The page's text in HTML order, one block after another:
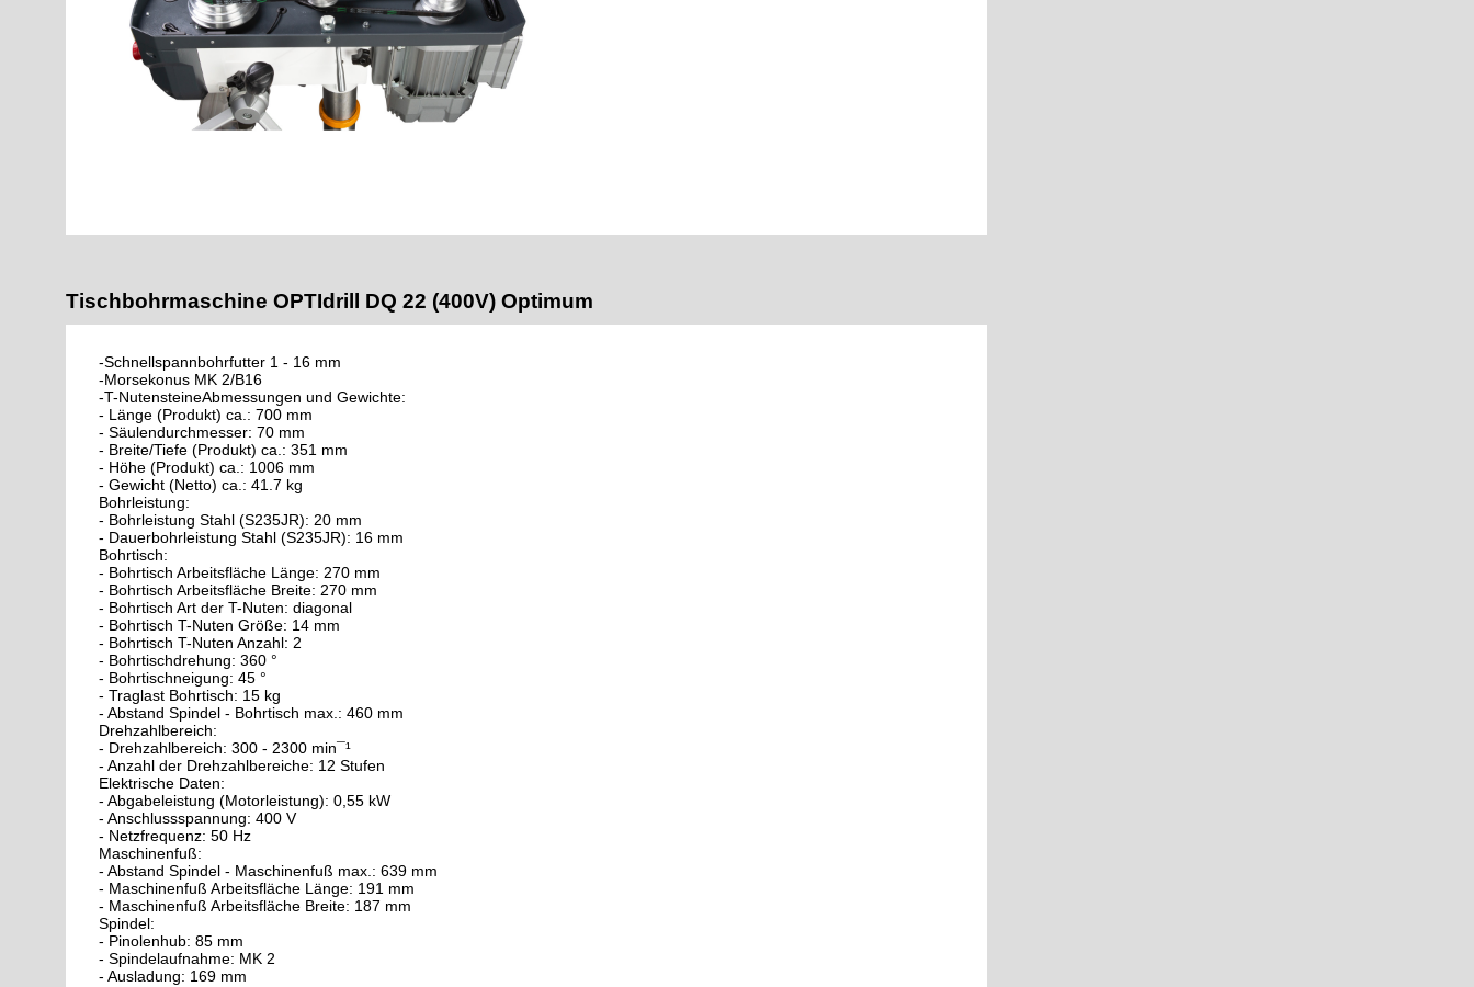
Tischbohrmaschine OPTIdrill DQ 22 (400V) Optimum
-Schnellspannbohrfutter 1 - 16 mm
-Morsekonus MK 2/B16
-T-NutensteineAbmessungen und Gewichte:
- Länge (Produkt) ca.: 700 mm
- Säulendurchmesser: 70 mm
- Breite/Tiefe (Produkt) ca.: 351 mm
- Höhe (Produkt) ca.: 1006 mm
- Gewicht (Netto) ca.: 41.7 kg
Bohrleistung:
- Bohrleistung Stahl (S235JR): 20 mm
- Dauerbohrleistung Stahl (S235JR): 16 mm
Bohrtisch:
- Bohrtisch Arbeitsfläche Länge: 270 mm
- Bohrtisch Arbeitsfläche Breite: 270 mm
- Bohrtisch Art der T-Nuten: diagonal
- Bohrtisch T-Nuten Größe: 14 mm
- Bohrtisch T-Nuten Anzahl: 2
- Bohrtischdrehung: 360 °
- Bohrtischneigung: 45 °
- Traglast Bohrtisch: 15 kg
- Abstand Spindel - Bohrtisch max.: 460 mm
Drehzahlbereich:
- Drehzahlbereich: 300 - 2300 min¯¹
- Anzahl der Drehzahlbereiche: 12 Stufen
Elektrische Daten:
- Abgabeleistung (Motorleistung): 0,55 kW
- Anschlussspannung: 400 V
- Netzfrequenz: 50 Hz
Maschinenfuß:
- Abstand Spindel - Maschinenfuß max.: 639 mm
- Maschinenfuß Arbeitsfläche Länge: 191 mm
- Maschinenfuß Arbeitsfläche Breite: 187 mm
Spindel:
- Pinolenhub: 85 mm
- Spindelaufnahme: MK 2
- Ausladung: 169 mm